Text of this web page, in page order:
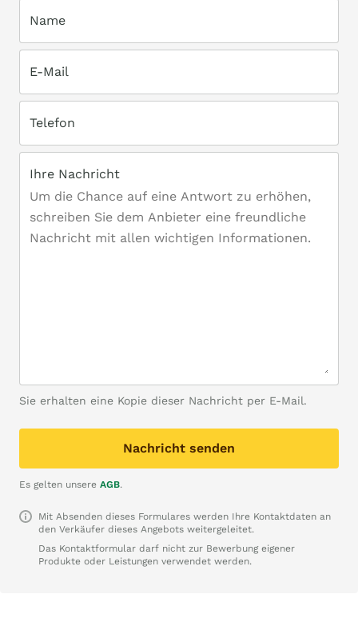
Name
E-Mail
Telefon
Ihre Nachricht
Sie erhalten eine Kopie dieser Nachricht per E-Mail.
Nachricht senden
Es gelten unsere AGB.
Mit Absenden dieses Formulares werden Ihre Kontaktdaten an
den Verkäufer dieses Angebots weitergeleitet.
Das Kontaktformular darf nicht zur Bewerbung eigener
Produkte oder Leistungen verwendet werden.